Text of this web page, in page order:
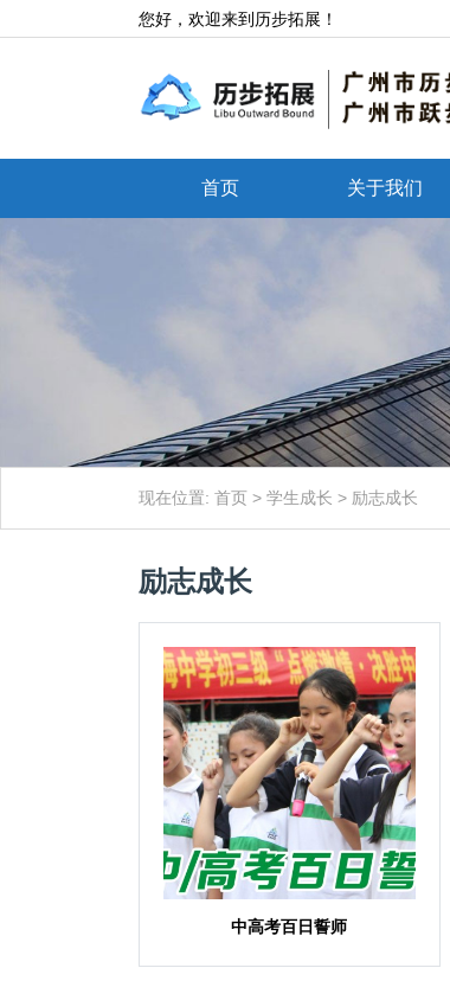
您好，欢迎来到历步拓展！
首页 关于我们
现在位置: 首页 > 学生成长 > 励志成长
励志成长
中高考百日誓师